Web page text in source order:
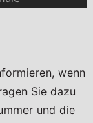
wenn
Sie dazu
und die